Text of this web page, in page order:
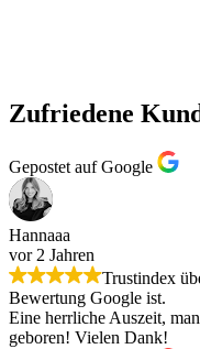
Zufriedene
Gepostet auf Google
Hannaaa
vor 2 Jahren
Trustindex
Bewertung Google ist.
Eine herrliche Auszeit,
geboren! Vielen Dank!